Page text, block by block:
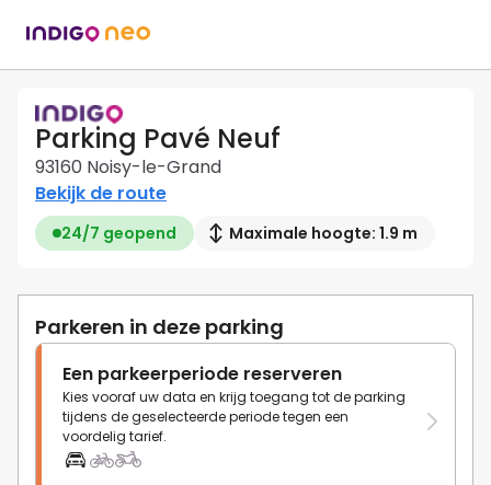
Parking Pavé Neuf
93160 Noisy-le-Grand
Bekijk de route
24/7 geopend Maximale hoogte: 1.9 m
Parkeren in deze parking
Een parkeerperiode reserveren
Kies vooraf uw data en krijg toegang tot de parking
tijdens de geselecteerde periode tegen een
voordelig tarief.